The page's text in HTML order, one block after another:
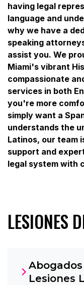
having legal
language and
why we have a
speaking
assist you. We
Miami's vibrant
compassionate
services in both
you're more
simply want a
understands the
Latinos, our team
support and
legal system with
LESIONES
Lesiones